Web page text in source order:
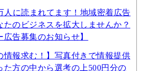
人に読まれてます！地域密着広告
たのビジネスを拡大しませんか？
広告募集のお知らせ】
情報求む！】写真付きで情報提供
た方の中から選考の上500円分の